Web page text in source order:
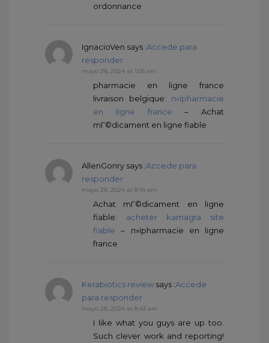
ordonnance
IgnacioVen says :Accede para
responder
mayo 28, 2024 at 1:05 am
pharmacie en ligne france
livraison belgique: п»їpharmacie
en ligne france – Achat
mГ©dicament en ligne fiable
AllenGonry says :Accede para
responder
mayo 28, 2024 at 8:14 am
Achat mГ©dicament en ligne
fiable: acheter kamagra site
fiable – п»їpharmacie en ligne
france
Kerabiotics review says :Accede
para responder
mayo 28, 2024 at 8:43 am
I like what you guys are up too.
Such clever work and reporting!